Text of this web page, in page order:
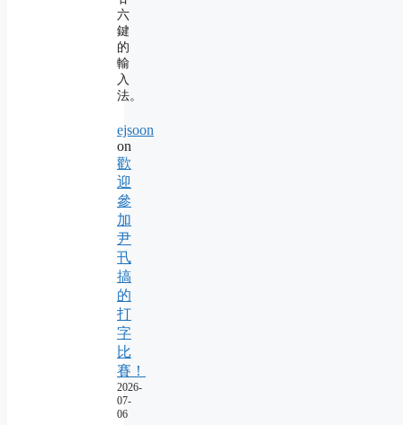
六
鍵
的
輸
入
法。
ejsoon
on
歡
迎
參
加
尹
卂
搞
的
打
字
比
賽！
2026-
07-
06